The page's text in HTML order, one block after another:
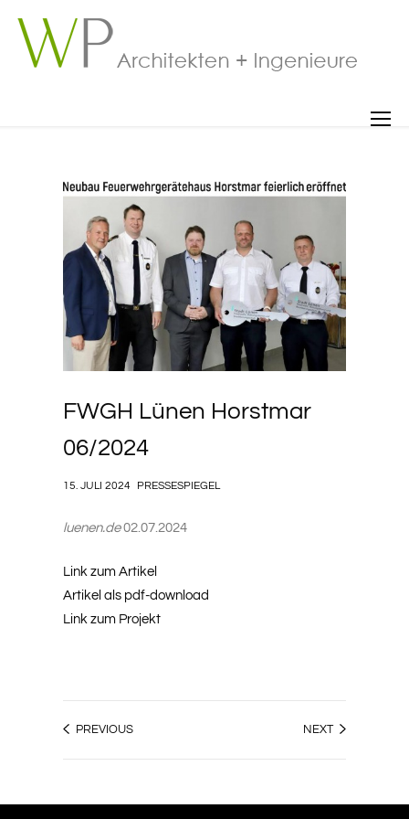
FWGH Lünen Horstmar
06/2024
15. JULI 2024 PRESSESPIEGEL
luenen.de02.07.2024
Link zum Artikel
Artikel als pdf-download
Link zum Projekt
PREVIOUS NEXT